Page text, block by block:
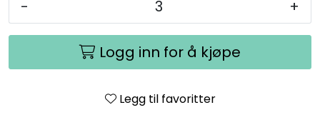
- +
Logg inn for å kjøpe
Legg til favoritter